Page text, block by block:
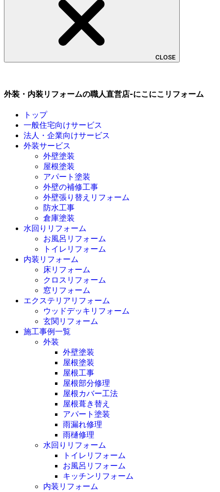
CLOSE
外装・内装リフォームの職人直営店-にこにこリフォーム
トップ
一般住宅向けサービス
法人・企業向けサービス
外装サービス
外壁塗装
屋根塗装
アパート塗装
外壁の補修工事
外壁張り替えリフォーム
防水工事
倉庫塗装
水回りリフォーム
お風呂リフォーム
トイレリフォーム
内装リフォーム
床リフォーム
クロスリフォーム
窓リフォーム
エクステリアリフォーム
ウッドデッキリフォーム
玄関リフォーム
施工事例一覧
外装
外壁塗装
屋根塗装
屋根工事
屋根部分修理
屋根カバー工法
屋根葺き替え
アパート塗装
雨漏れ修理
雨樋修理
水回りリフォーム
トイレリフォーム
お風呂リフォーム
キッチンリフォーム
内装リフォーム